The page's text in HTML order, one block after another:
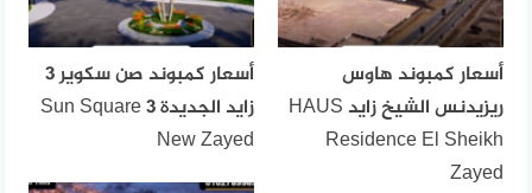
أسعار كمبوند هاوس
ريزيدنس الشيخ زايد HAUS
Residence El Sheikh
Zayed
أسعار كمبوند صن سكوير 3
زايد الجديدة Sun Square 3
New Zayed